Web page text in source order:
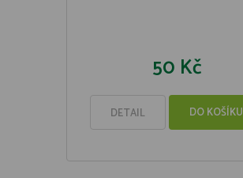
50 Kč
DETAIL DO KOŠÍKU